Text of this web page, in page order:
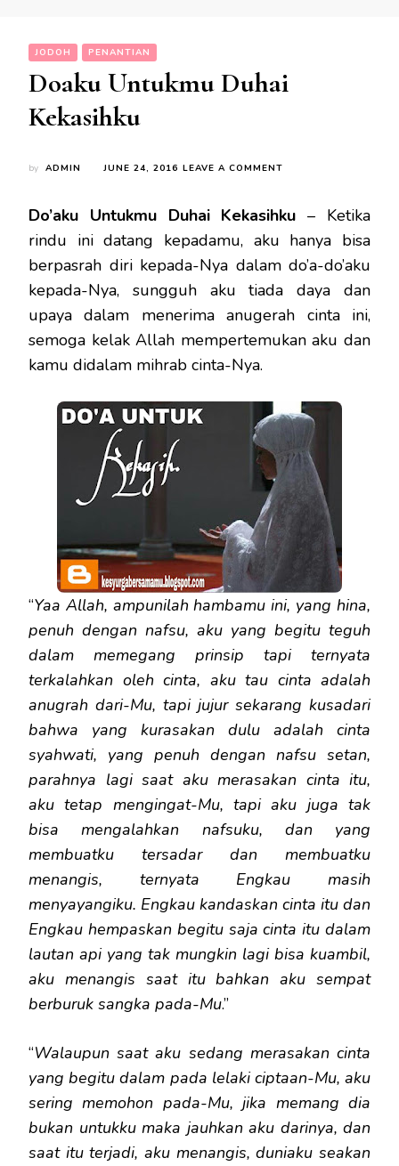
JODOH PENANTIAN
Doaku Untukmu Duhai
Kekasihku
by ADMIN JUNE 24, 2016 LEAVE A COMMENT
DUHAI
KEKASIHKU
Do’aku Untukmu Duhai Kekasihku– Ketika
rindu ini datang kepadamu, aku hanya bisa
berpasrah diri kepada-Nya dalam do’a-do’aku
kepada-Nya, sungguh aku tiada daya dan
upaya dalam menerima anugerah cinta ini,
semoga kelak Allah mempertemukan aku dan
kamu didalam mihrab cinta-Nya.
“Yaa Allah, ampunilah hambamu ini, yang hina,
penuh dengan nafsu, aku yang begitu teguh
dalam memegang prinsip tapi ternyata
terkalahkan oleh cinta, aku tau cinta adalah
anugrah dari-Mu, tapi jujur sekarang kusadari
bahwa yang kurasakan dulu adalah cinta
syahwati, yang penuh dengan nafsu setan,
parahnya lagi saat aku merasakan cinta itu,
aku tetap mengingat-Mu, tapi aku juga tak
bisa mengalahkan nafsuku, dan yang
membuatku tersadar dan membuatku
menangis, ternyata Engkau masih
menyayangiku. Engkau kandaskan cinta itu dan
Engkau hempaskan begitu saja cinta itu dalam
lautan api yang tak mungkin lagi bisa kuambil,
aku menangis saat itu bahkan aku sempat
berburuk sangka pada-Mu.”
“Walaupun saat aku sedang merasakan cinta
yang begitu dalam pada lelaki ciptaan-Mu, aku
sering memohon pada-Mu, jika memang dia
bukan untukku maka jauhkan aku darinya, dan
saat itu terjadi, aku menangis, duniaku seakan